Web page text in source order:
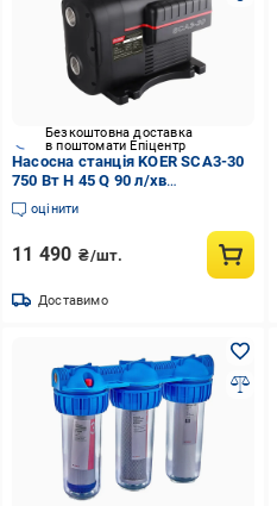
Безкоштовна доставка
в поштомати Епіцентр
Насосна станція KOER SCA3-30
750 Вт H 45 Q 90 л/хв
інтелектуальна (KP3311)
оцінити
11 490 ₴/шт.
Доставимо